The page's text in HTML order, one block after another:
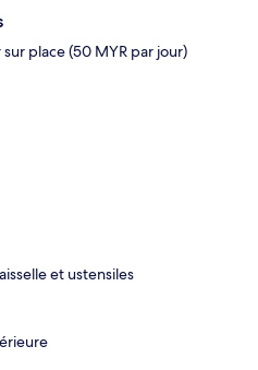
place (50 MYR par jour)
et ustensiles